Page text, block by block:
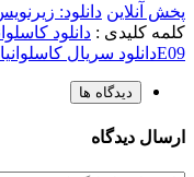
پخش آنلاین دانلود:
کلمه کلیدی : دانلود کاسلوانیا
E09دانلود سریال کاسلوانیا
دیدگاه ها
ارسال دیدگاه